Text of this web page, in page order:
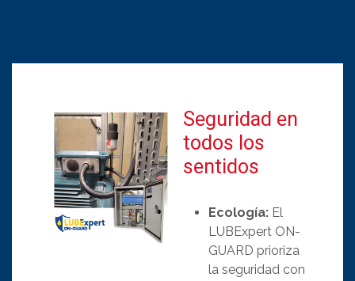
Seguridad en
todos los
sentidos
Ecología: El
LUBExpert ON-
GUARD prioriza
la seguridad con